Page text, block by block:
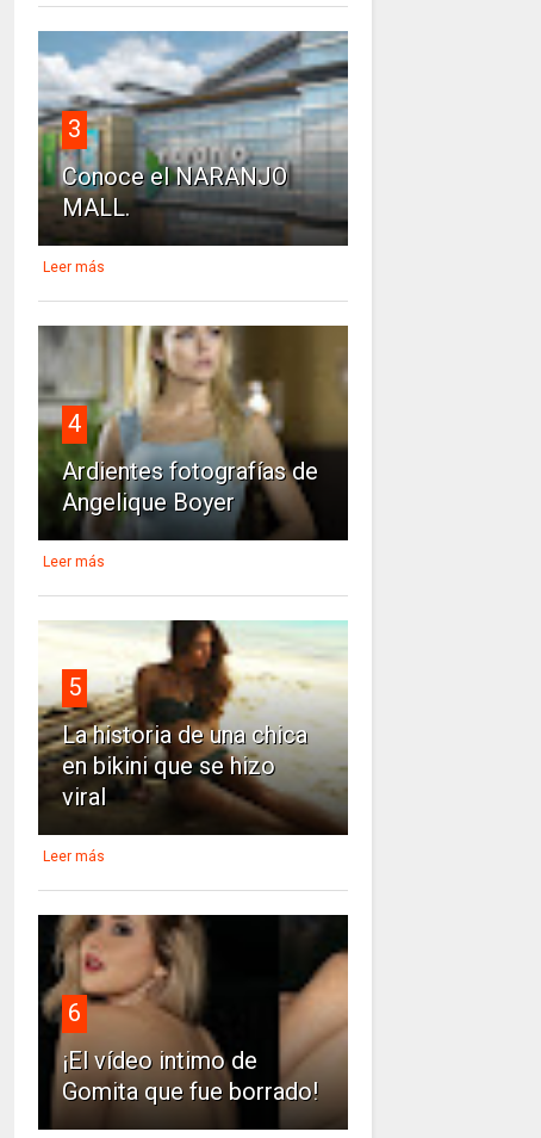
3
Conoce el NARANJO
MALL.
Leer más
4
Ardientes fotografías de
Angelique Boyer
Leer más
5
La historia de una chica
en bikini que se hizo
viral
Leer más
6
¡El vídeo intimo de
Gomita que fue borrado!